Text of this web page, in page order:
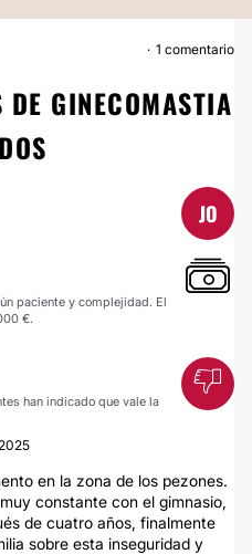
GINECOMASTIA
1 comentario
GINECOMASTIA
JO
paciente y complejidad. El
€.
han indicado que vale la
en la zona de los pezones.
constante con el gimnasio,
de cuatro años, finalmente
sobre esta inseguridad y